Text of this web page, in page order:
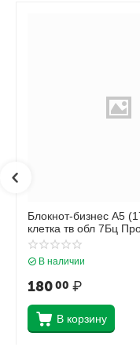
Блокнот-бизнес А5
клетка тв обл 7Бц
Нежные листья
В наличии
18000 ₽
В корзину